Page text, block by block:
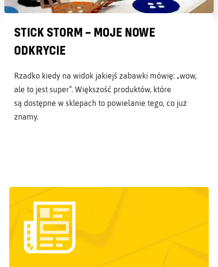
STICK STORM – MOJE NOWE
ODKRYCIE
Rzadko kiedy na widok jakiejś zabawki mówię: „wow,
ale to jest super”. Większość produktów, które
są dostępne w sklepach to powielanie tego, co już
znamy.